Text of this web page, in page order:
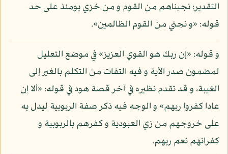
التقدير: نجيناهم من القوم و من خزي يومئذ على حد
قوله: «و نجني من القوم الظالمين».
و قوله: «إن ربك هو القوي العزيز» في موضع التعليل
لمضمون صدر الآية و فيه التفات من التكلم بالغير إلى
الغيبة، و قد تقدم نظيره في آخر قصة هود في قوله: «ألا إن
عادا كفروا ربهم» و الوجه فيه ذكر صفة الربوبية ليدل به
على خروجهم من زي العبودية و كفرهم بالربوبية و
كفرانهم نعم ربهم.